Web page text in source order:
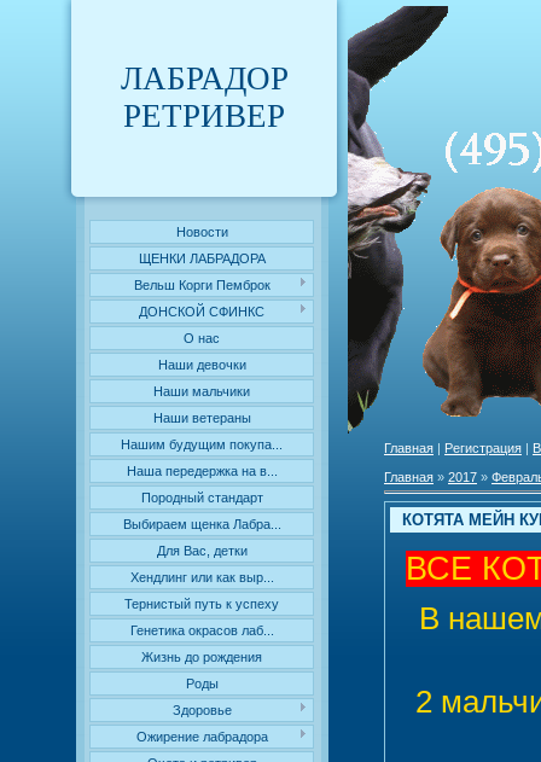
ЛАБРАДОР
РЕТРИВЕР
Новости
ЩЕНКИ ЛАБРАДОРА
Вельш Корги Пемброк
ДОНСКОЙ СФИНКС
О нас
Наши девочки
Наши мальчики
Наши ветераны
Нашим будущим покупа...
Наша передержка на в...
Породный стандарт
Выбираем щенка Лабра...
Для Вас, детки
Хендлинг или как выр...
Тернистый путь к успеху
Генетика окрасов лаб...
Жизнь до рождения
Роды
Здоровье
Ожирение лабрадора
Главная | Регистрация |
Главная » 2017 »
КОТЯТА МЕЙН
ВСЕ
В
2